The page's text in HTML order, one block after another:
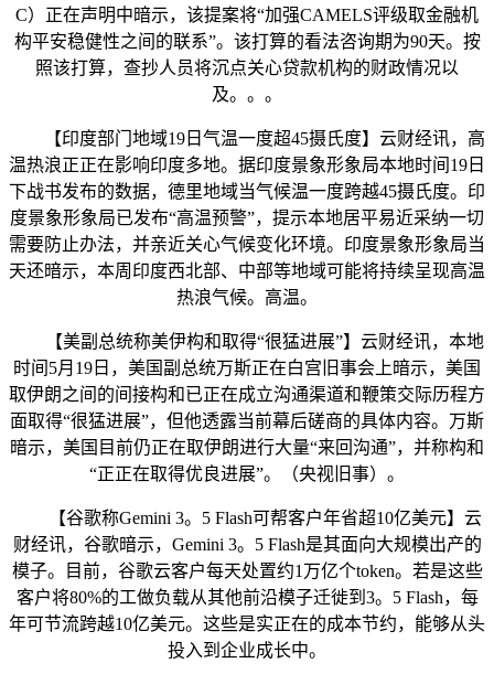
C）正在声明中暗示，该提案将“加强CAMELS评级取金融机
构平安稳健性之间的联系”。该打算的看法咨询期为90天。按
照该打算，查抄人员将沉点关心贷款机构的财政情况以
及。。。
【印度部门地域19日气温一度超45摄氏度】云财经讯，高
温热浪正正在影响印度多地。据印度景象形象局本地时间19日
下战书发布的数据，德里地域当气候温一度跨越45摄氏度。印
度景象形象局已发布“高温预警”，提示本地居平易近采纳一切
需要防止办法，并亲近关心气候变化环境。印度景象形象局当
天还暗示，本周印度西北部、中部等地域可能将持续呈现高温
热浪气候。高温。
【美副总统称美伊构和取得“很猛进展”】云财经讯，本地
时间5月19日，美国副总统万斯正在白宫旧事会上暗示，美国
取伊朗之间的间接构和已正在成立沟通渠道和鞭策交际历程方
面取得“很猛进展”，但他透露当前幕后磋商的具体内容。万斯
暗示，美国目前仍正在取伊朗进行大量“来回沟通”，并称构和
“正正在取得优良进展”。（央视旧事）。
【谷歌称Gemini 3。5 Flash可帮客户年省超10亿美元】云
财经讯，谷歌暗示，Gemini 3。5 Flash是其面向大规模出产的
模子。目前，谷歌云客户每天处置约1万亿个token。若是这些
客户将80%的工做负载从其他前沿模子迁徙到3。5 Flash，每
年可节流跨越10亿美元。这些是实正在的成本节约，能够从头
投入到企业成长中。